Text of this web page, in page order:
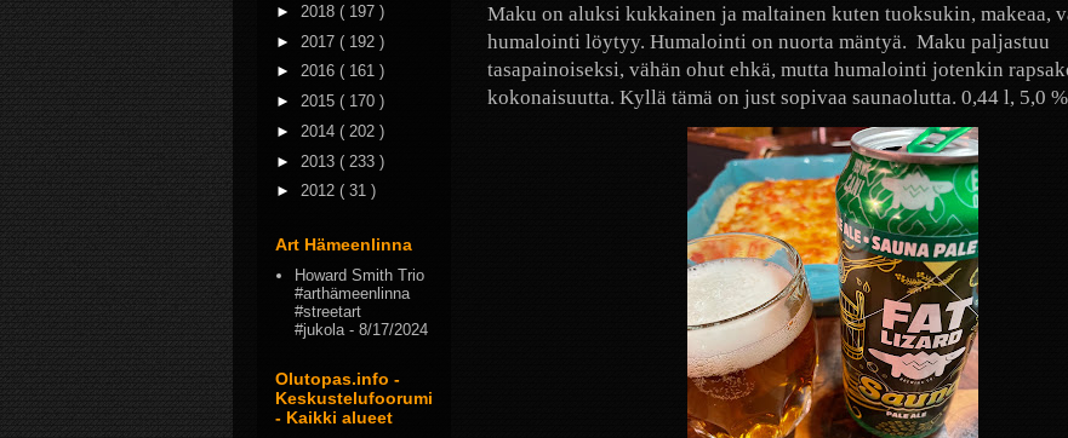
Maku on aluksi kukkainen ja maltainen kuten tuoksukin, makeaa,
humalointi löytyy. Humalointi on nuorta mäntyä. Maku paljastuu
tasapainoiseksi, vähän ohut ehkä, mutta humalointi jotenkin
kokonaisuutta. Kyllä tämä on just sopivaa saunaolutta. 0,44 l, 5,0
► 2018 ( 197 )
► 2017 ( 192 )
► 2016 ( 161 )
► 2015 ( 170 )
► 2014 ( 202 )
► 2013 ( 233 )
► 2012 ( 31 )
Art Hämeenlinna
Howard Smith Trio
#arthämeenlinna
#streetart
#jukola- 8/17/2024
Olutopas.info -
Keskustelufoorumi
- Kaikki alueet